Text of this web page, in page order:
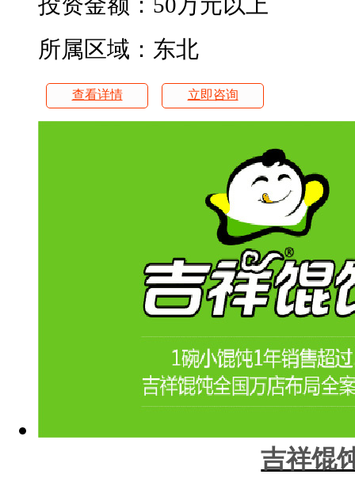
所属区域：东北
查看详情 立即咨询
吉祥馄